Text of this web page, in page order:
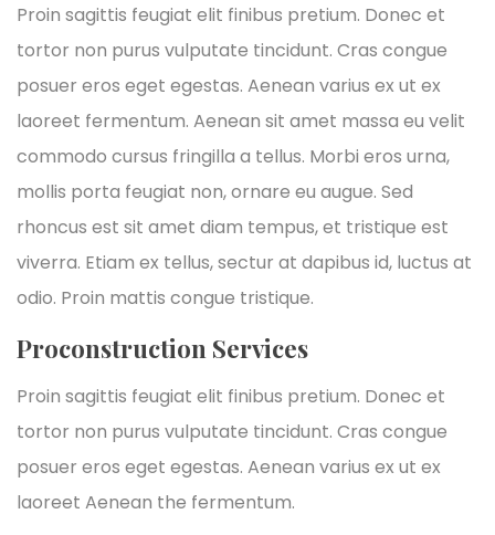
Proin sagittis feugiat elit finibus pretium. Donec et
tortor non purus vulputate tincidunt. Cras congue
posuer eros eget egestas. Aenean varius ex ut ex
laoreet fermentum. Aenean sit amet massa eu velit
commodo cursus fringilla a tellus. Morbi eros urna,
mollis porta feugiat non, ornare eu augue. Sed
rhoncus est sit amet diam tempus, et tristique est
viverra. Etiam ex tellus, sectur at dapibus id, luctus at
odio. Proin mattis congue tristique.
Proconstruction Services
Proin sagittis feugiat elit finibus pretium. Donec et
tortor non purus vulputate tincidunt. Cras congue
posuer eros eget egestas. Aenean varius ex ut ex
laoreet Aenean the fermentum.